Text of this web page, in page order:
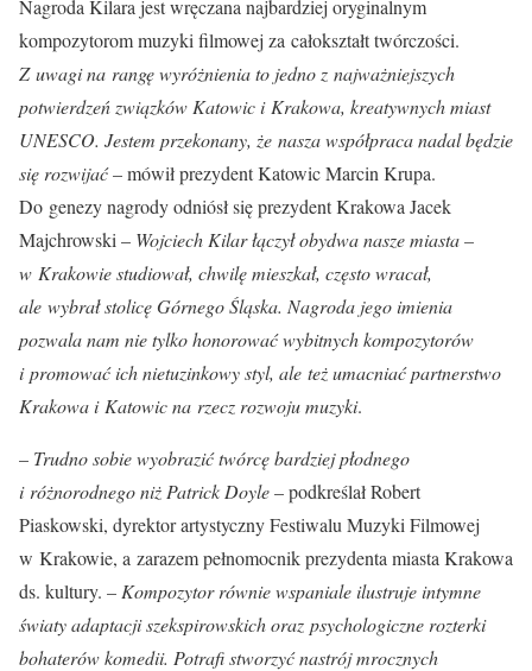
Nagroda Kilara jest wręczana najbardziej oryginalnym
kompozytorom muzyki filmowej za całokształt twórczości.
Z uwagi na rangę wyróżnienia to jedno z najważniejszych
potwierdzeń związków Katowic i Krakowa, kreatywnych miast
UNESCO. Jestem przekonany, że nasza współpraca nadal będzie
się rozwijać– mówił prezydent Katowic Marcin Krupa.
Do genezy nagrody odniósł się prezydent Krakowa Jacek
Majchrowski – Wojciech Kilar łączył obydwa nasze miasta –
w Krakowie studiował, chwilę mieszkał, często wracał,
ale wybrał stolicę Górnego Śląska. Nagroda jego imienia
pozwala nam nie tylko honorować wybitnych kompozytorów
i promować ich nietuzinkowy styl, ale też umacniać partnerstwo
Krakowa i Katowic na rzecz rozwoju muzyki.
– Trudno sobie wyobrazić twórcę bardziej płodnego
i różnorodnego niż Patrick Doyle– podkreślał Robert
Piaskowski, dyrektor artystyczny Festiwalu Muzyki Filmowej
w Krakowie, a zarazem pełnomocnik prezydenta miasta Krakowa
ds. kultury. – Kompozytor równie wspaniale ilustruje intymne
światy adaptacji szekspirowskich oraz psychologiczne rozterki
bohaterów komedii. Potrafi stworzyć nastrój mrocznych